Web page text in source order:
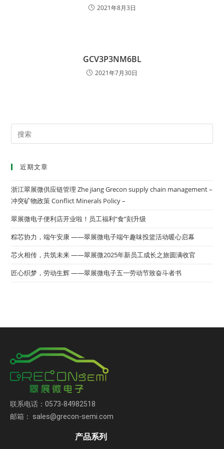
2021年8月3日
GCV3P3NM6BL
2021年7月30日
近期文章
浙江翠展微供应链管理 Zhe jiang Grecon supply chain management –
冲突矿物政策 Conflict Minerals Policy –
翠展微电子便利店开业啦！员工福利“食”刻升级
粽芯协力，端午安康 ——翠展微电子端午趣味投篮活动暖心启幕
芯火相传，共筑未来 ——翠展微2025年新员工成长之旅圆满收官
匠心织梦，劳动生辉 ——翠展微电子五一劳动节致奋斗者书
联系电话：0573-84982518
邮箱： sales@grecon-semi.com
产品系列